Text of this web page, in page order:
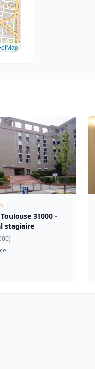
31000 -
stagiaire